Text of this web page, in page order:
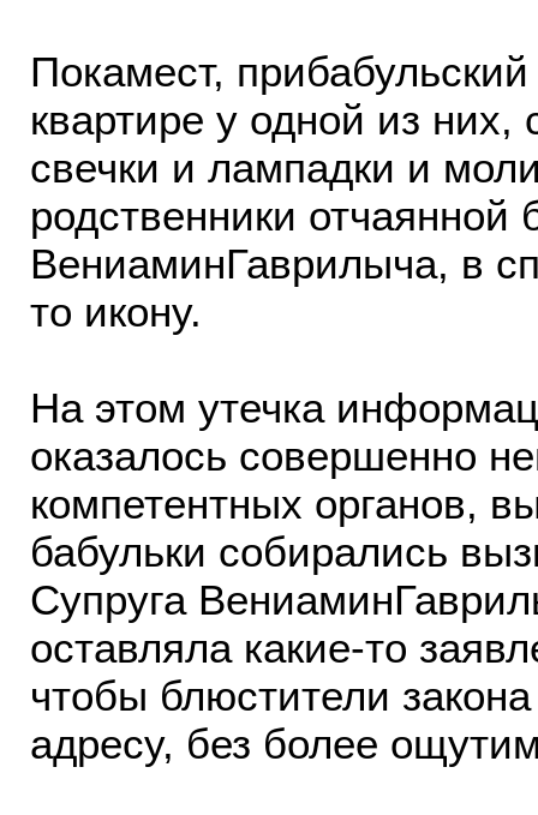
Покамест,
квартире у одной из них,
свечки и лампадки и
родственники
ВениаминГаврилыча, в
то икону.
На этом утечка
оказалось совершенно
компетентных органов,
бабульки собирались
Супруга
оставляла какие-то
чтобы блюстители
адресу, без более